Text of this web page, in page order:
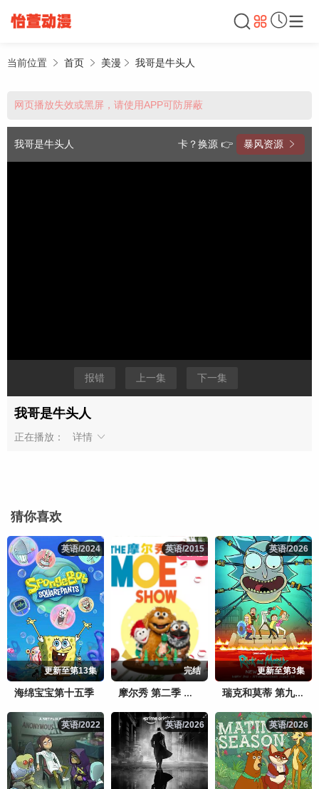
当前位置 首页 美漫 我哥是牛头人
网页播放失效或黑屏，请使用APP可防屏蔽
我哥是牛头人 卡？换源 👉 暴风资源
报错 上一集 下一集
我哥是牛头人
正在播放： 详情
猜你喜欢
英语/2024
英语/2024
更新至第13集
海绵宝宝第十五季
英语/2015
英语/2015
完结
摩尔秀 第二季 中文配音
英语/2026
英语/2026
更新至第3集
瑞克和莫蒂 第九季
英语/2022
英语/2022 英语/2026
英语/2026 英语/2026
英语/2026